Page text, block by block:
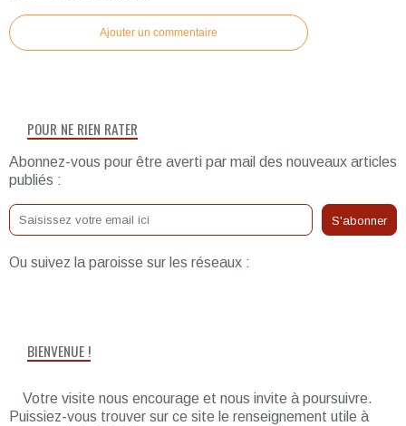
Ajouter un commentaire
POUR NE RIEN RATER
Abonnez-vous pour être averti par mail des nouveaux articles
publiés :
Ou suivez la paroisse sur les réseaux :
BIENVENUE !
Votre visite nous encourage et nous invite à poursuivre.
Puissiez-vous trouver sur ce site le renseignement utile à